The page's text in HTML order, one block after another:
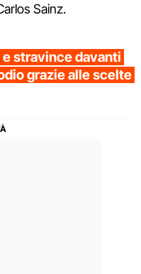
Sainz.
e stravince davanti
grazie alle scelte